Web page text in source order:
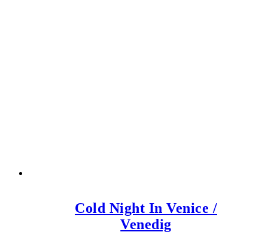
Cold Night In Venice /
Venedig